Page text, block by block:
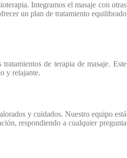
Integramos el masaje con otras
un plan de tratamiento equilibrado
de terapia de masaje. Este
y relajante.
y cuidados. Nuestro equipo está
respondiendo a cualquier pregunta